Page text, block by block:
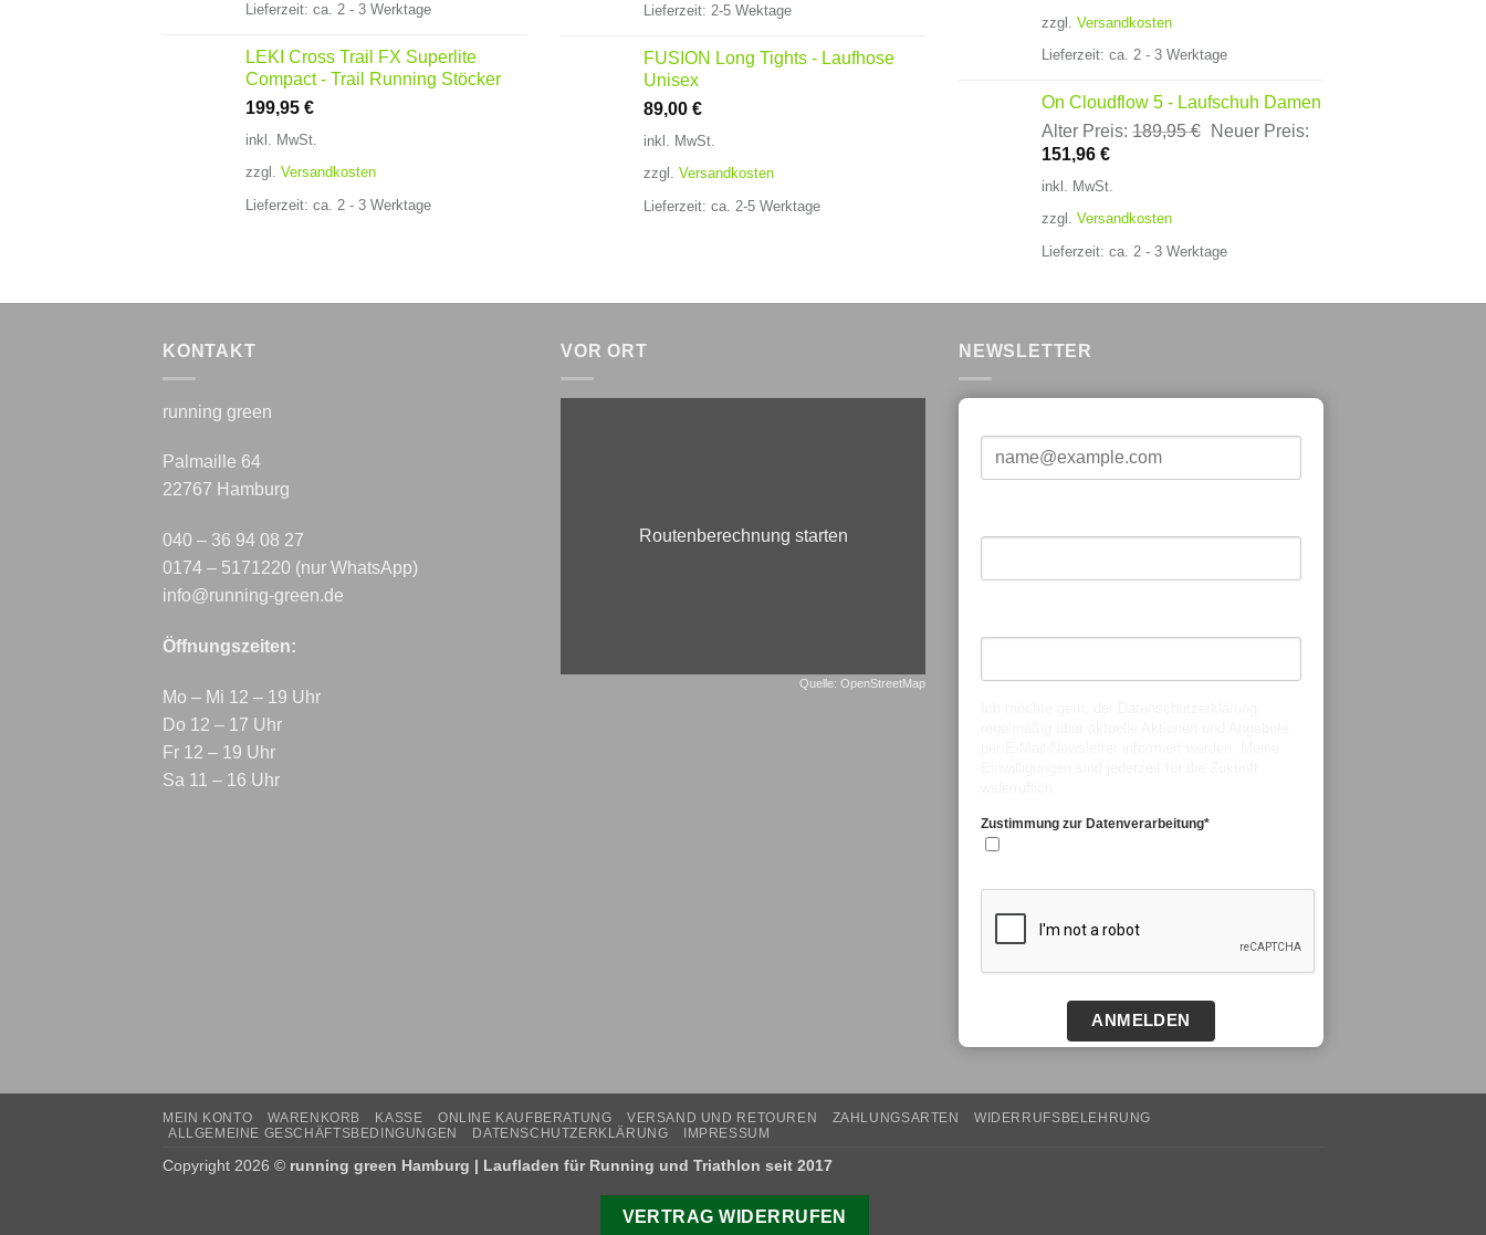
Lieferzeit: ca. 2 - 3 Werktage
LEKI Cross Trail FX Superlite
Compact - Trail Running Stöcker
199,95 €
inkl. MwSt.
zzgl. Versandkosten
Lieferzeit: ca. 2 - 3 Werktage
Lieferzeit: 2-5 Wektage
FUSION Long Tights - Laufhose
Unisex
89,00 €
inkl. MwSt.
zzgl. Versandkosten
Lieferzeit: ca. 2-5 Werktage
19,95 €.
zzgl. Versandkosten
Lieferzeit: ca. 2 - 3 Werktage
On Cloudflow 5 - Laufschuh Damen
Alter Preis: 189,95€
Ursprünglicher
Neuer Preis:
151,96 €Aktueller
151,96 €.
inkl. MwSt.
zzgl. Versandkosten
Lieferzeit: ca. 2 - 3 Werktage
KONTAKT
running green
Palmaille 64
22767 Hamburg
040 – 36 94 08 27
0174 – 5171220 (nur WhatsApp)
info@running-green.de
Öffnungszeiten:
Mo – Mi 12 – 19 Uhr
Do 12 – 17 Uhr
Fr 12 – 19 Uhr
Sa 11 – 16 Uhr
VOR ORT
Routenberechnung starten
Quelle: OpenStreetMap
NEWSLETTER
Zustimmung zur Datenverarbeitung*
ANMELDEN
MEIN KONTO WARENKORB KASSE ONLINE KAUFBERATUNG VERSAND UND RETOUREN ZAHLUNGSARTEN
WIDERRUFSBELEHRUNG
ALLGEMEINE GESCHÄFTSBEDINGUNGEN
DATENSCHUTZERKLÄRUNG IMPRESSUM
Copyright 2026 © running green Hamburg | Laufladen für Running und Triathlon seit 2017
VERTRAG WIDERRUFEN